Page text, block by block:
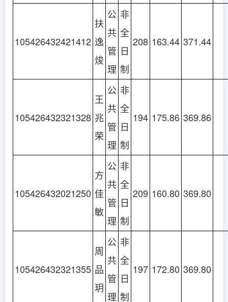
105426432421412
扶
逸
焌
公
共
管
理
非
全
日
制
208 163.44 371.44
105426432321328
王
兆
荣
公
共
管
理
非
全
日
制
194 175.86 369.86
105426432021250
方
佳
敏
公
共
管
理
非
全
日
制
209 160.80 369.80
105426432321355
周
品
玥
公
共
管
理
非
全
日
制
197 172.80 369.80